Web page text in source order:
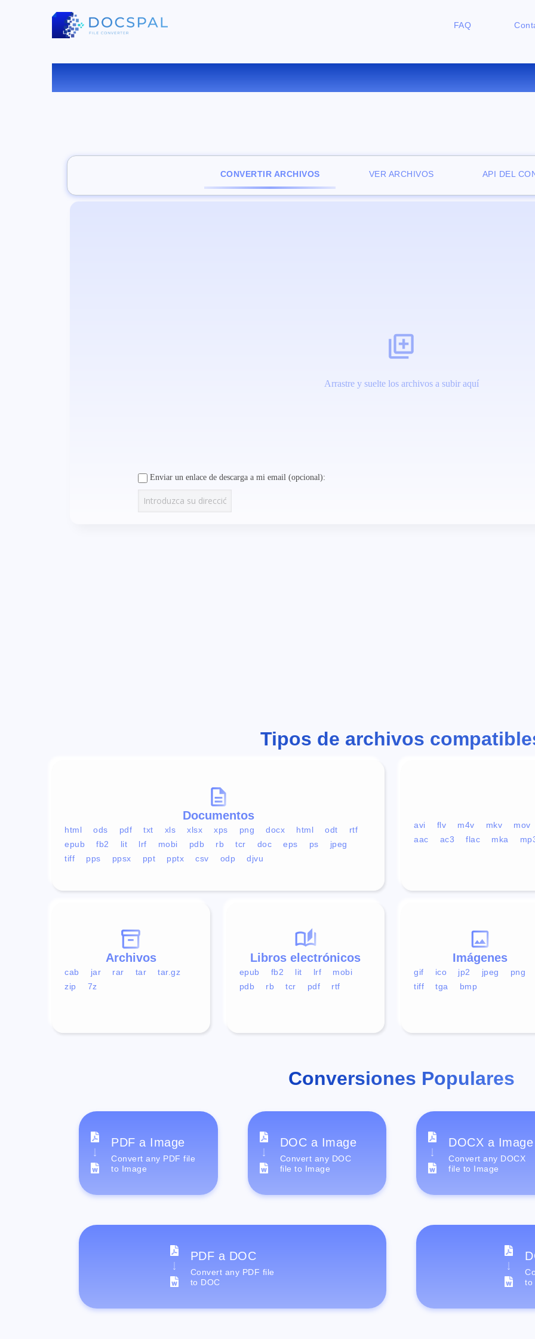
FAQ
CONVERTIR XLS A CSV
CONVERTIR ARCHIVOS VER ARCHIVOS API DEL
Arrastre y suelte los archivos a subir aquí
Enviar un enlace de descarga a mi email (opcional):
Tipos de archivos
Documentos
html ods pdf txt xls xlsx xps png docx html odt
rtf
epub
fb2 lit lrf mobi pdb rb tcr doc eps ps
jpeg
tiff
pps ppsx ppt pptx csv odp djvu
avi flv m4v mkv
mov
aac
ac3 flac mka
Imágenes
gif ico jp2 jpeg
png
tiff
tga bmp
Libros electrónicos
epub fb2 lit lrf
mobi
pdb
rb tcr pdf rtf
Archivos
cab jar rar tar
tar.gz
zip
7z
Conversiones Populares
PDF a Image
Convert any PDF file
to Image
DOC a Image
Convert any DOC
file to Image
DOCX a Image
Convert any DOCX
file to Image
PDF a DOC
Convert any PDF file
to DOC
to